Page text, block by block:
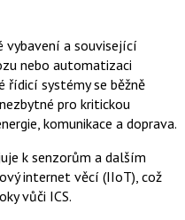
vybavení a související
nebo automatizaci
řídicí systémy se běžně
pro kritickou
komunikace a doprava.
k senzorům a dalším
internet věcí (IIoT), což
vůči ICS.